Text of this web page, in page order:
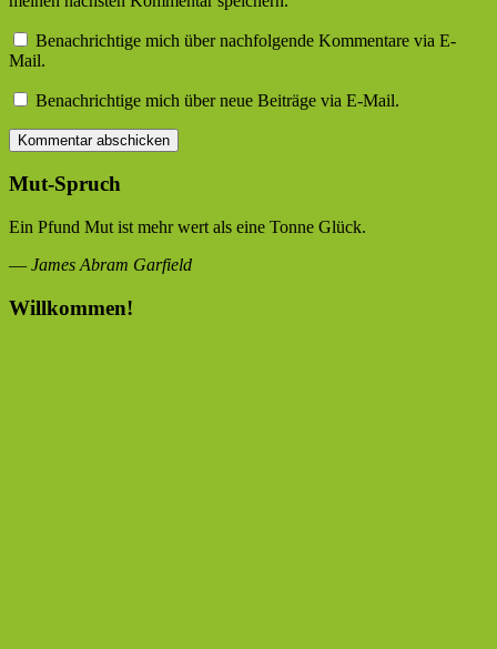
Benachrichtige mich über nachfolgende Kommentare via E-
Mail.
Benachrichtige mich über neue Beiträge via E-Mail.
Mut-Spruch
Ein Pfund Mut ist mehr wert als eine Tonne Glück.
— James Abram Garfield
Willkommen!